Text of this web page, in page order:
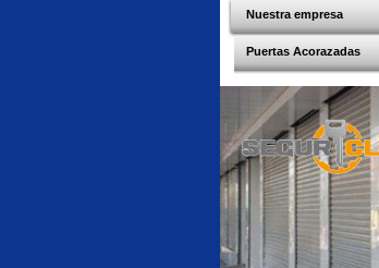
Nuestra empresa
Puertas Acorazadas